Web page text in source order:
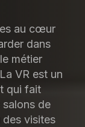
au cœur
dans
métier
VR est un
qui fait
de
visites